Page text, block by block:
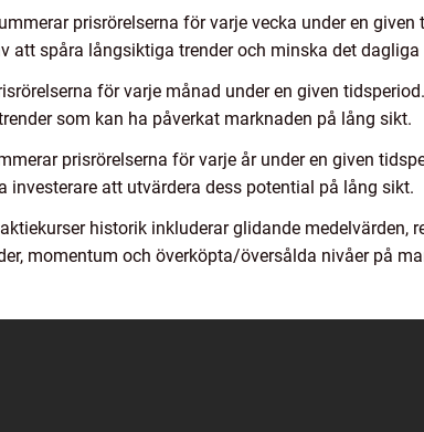
prisrörelserna för varje vecka under en given
att spåra långsiktiga trender och minska det
för varje månad under en given
som kan ha påverkat marknaden på lång sikt.
prisrörelserna för varje år under en given
att utvärdera dess potential på lång sikt.
historik inkluderar glidande medelvärden,
momentum och överköpta/översålda nivåer på